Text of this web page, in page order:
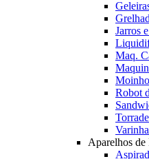
Jarros
Maq.
Robot
Aparelhos de